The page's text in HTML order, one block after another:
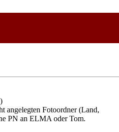
angelegten Fotoordner (Land,
PN an ELMA oder Tom.